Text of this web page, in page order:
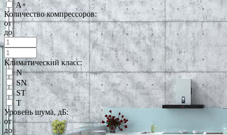
A+
Количество компрессоров:
от
до
Климатический класс:
N
SN
ST
T
Уровень шума, дБ:
от
до